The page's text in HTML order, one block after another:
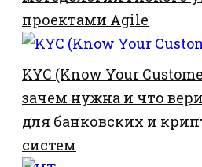
проектами Agile
KYC (Know Your
зачем нужна и что
для банковских и
систем